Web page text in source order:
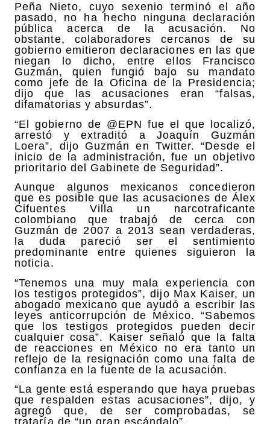
Peña Nieto, cuyo sexenio terminó el año
pasado, no ha hecho ninguna declaración
pública acerca de la acusación. No
obstante, colaboradores cercanos de su
gobierno emitieron declaraciones en las que
niegan lo dicho, entre ellos Francisco
Guzmán, quien fungió bajo su mandato
como jefe de la Oficina de la Presidencia;
dijo que las acusaciones eran “falsas,
difamatorias y absurdas”.
“El gobierno de @EPN fue el que localizó,
arrestó y extraditó a Joaquín Guzmán
Loera”, dijo Guzmán en Twitter. “Desde el
inicio de la administración, fue un objetivo
prioritario del Gabinete de Seguridad”.
Aunque algunos mexicanos concedieron
que es posible que las acusaciones de Álex
Cifuentes Villa un narcotraficante
colombiano que trabajó de cerca con
Guzmán de 2007 a 2013 sean verdaderas,
la duda pareció ser el sentimiento
predominante entre quienes siguieron la
noticia.
“Tenemos una muy mala experiencia con
los testigos protegidos”, dijo Max Kaiser, un
abogado mexicano que ayudó a escribir las
leyes anticorrupción de México. “Sabemos
que los testigos protegidos pueden decir
cualquier cosa”. Kaiser señaló que la falta
de reacciones en México no era tanto un
reflejo de la resignación como una falta de
confianza en la fuente de la acusación.
“La gente está esperando que haya pruebas
que respalden estas acusaciones”, dijo, y
agregó que, de ser comprobadas, se
trataría de “un gran escándalo”.